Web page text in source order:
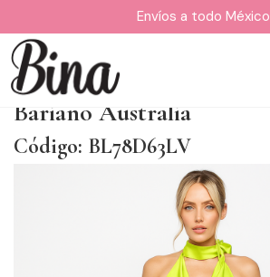
Envíos a todo México
Bariano Australia
Código: BL78D63LV